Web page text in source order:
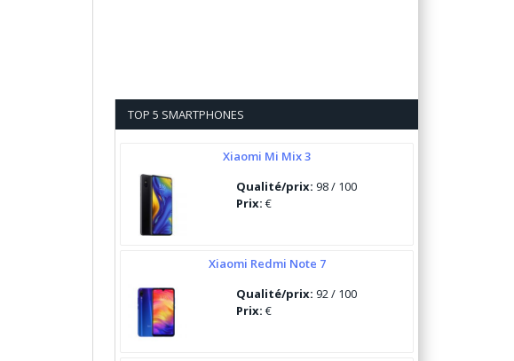
TOP 5 SMARTPHONES
Xiaomi Mi Mix 3
Qualité/prix:98 / 100
Prix:€
Xiaomi Redmi Note 7
Qualité/prix:92 / 100
Prix:€